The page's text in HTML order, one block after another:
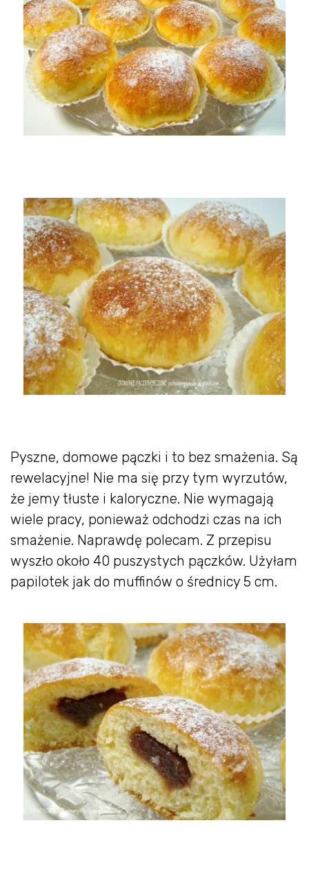
Pyszne, domowe pączki i to bez smażenia. Są
rewelacyjne! Nie ma się przy tym wyrzutów,
że jemy tłuste i kaloryczne. Nie wymagają
wiele pracy, ponieważ odchodzi czas na ich
smażenie. Naprawdę polecam. Z przepisu
wyszło około 40 puszystych pączków. Użyłam
papilotek jak do muffinów o średnicy 5 cm.